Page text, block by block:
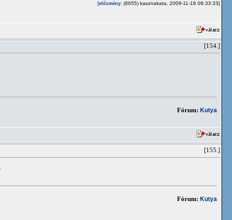
[előzmény: (6655) kasznakata, 2009-11-18 08:33:33]
[154.]
Fórum: Kutya
[155.]
Fórum: Kutya